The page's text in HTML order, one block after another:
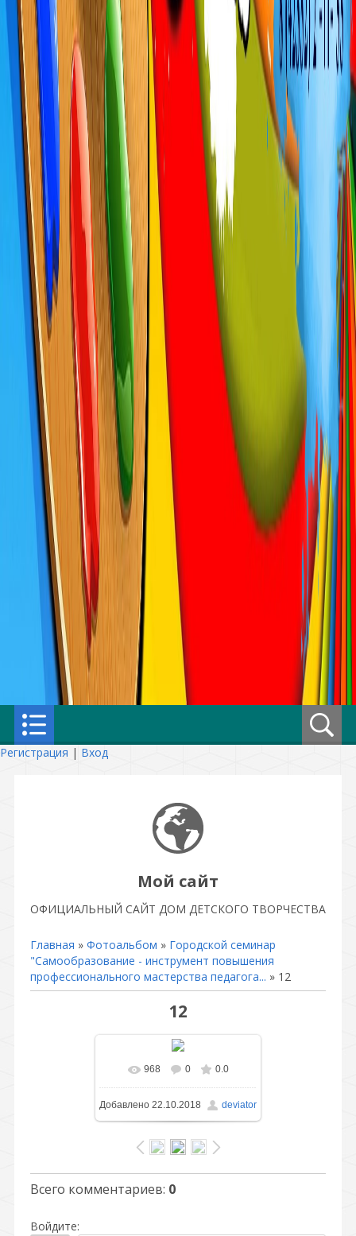
Регистрация | Вход
Мой сайт
ОФИЦИАЛЬНЫЙ САЙТ ДОМ ДЕТСКОГО ТВОРЧЕСТВА
Главная » Фотоальбом » Городской семинар
"Самообразование - инструмент повышения
профессионального мастерства педагога... » 12
12
В реальном размере
1141x761/ 333.2Kb
968 0 0.0
Добавлено 22.10.2018 deviator
Всего комментариев: 0
Войдите: